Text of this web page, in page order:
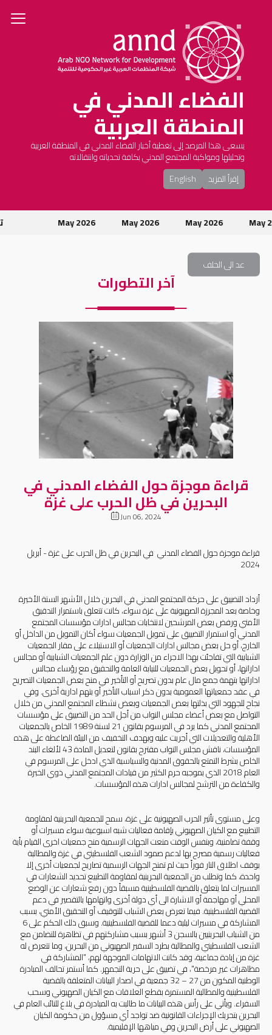
الفضاء المدني في
المنطقة العربية
يسعى هذا المرصد إلى تغطية أخبار الفضاء المدني في المنطقة العربية
وتحليلها ومواكبة المجتمع المدني بكافة تحدياته وانتقالاته
إقرأ المزيد
English
May 2026 May 2026 May 2026
آخر التطورات
عد الى الخلف
قراءة موجزة حول الفضاء المدني في
البحرين في ظل الحرب على غزة
Jun 06, 2024
قراءة موجزة حول الفضاء المدني في البحرين في ظل الحرب على غزة - أبريل
2024
أزداد التضييق على حركة المجتمع المدني في البحرين خلال الأشهر الستة الأخيرة
وخاصة بعد المجرزة الصهيونية على غزة سواء، كانت تتعلق باستمرار التدقيق
الأمني ورفض بعض المرشحين لانتخابات مجالس ادارات مؤسسات المجتمع
المدني أو استمرار التضييق على تمويل الجمعيات سواء أكان التمويل من الداخل أو
الخارج، أو حل بعض مجالس ادارات الجمعيات أو الاستيلاء على مقار الجمعيات
الشبابية التي تفاجئت بهذا الاجراء من الوزارة دون علم الجمعيات الشبابية أو مجالس
اداراتها، أو تحويل بعض الجمعيات للنيابة العامة والتحقيق مع رؤساء مجالس
اداراتها بتهمة جمع مال عام بدون تصريح أو التأخير في منح بعض الجمعيات التصريح
في عقد جمعياتها العمومية بدون ذكر اسباب التأخير أو بتهم ادارية أخرى. وفي
نجاح للجهود التي بذلتها بعض الجمعيات وبعض نشطاء المجتمع المدني من خلال
التواصل مع بعض أعضاء مجلس النواب من أجل الحد من التضييق على مؤسسات
المجتمع المدني كما يرد في المرسوم بقانون 21 لسنة 1989 الخاص بالجمعيات
الأهلية والتعديلات التي أجريت عليه وبهدف التخفيف من البيئة الضاغطة على هذه
المؤسسات، ناقش مجلس النواب مقترح بقانون لتعديل المادة 43 لألغاء البند
الخاص بشرط التمتع بالحقوق المدنية والسياسية الذي ادخل على المرسوم في
العام 2018 الذي بموجبه حرم الكثير من قيادات المجتمع المدني ذوي الخبرة
والكفاءة من الترشح لمجالس ادارات هذه المؤسسات.
وعلى مستوى تأثير الحرب الصهيونية على غزة، سمح للجمعية البحرينية لمقاومة
التطبيع مع الكيان الصهيوني بإقامة فعاليات شبه اسبوعية سواء مسيرات أو
وقفة تضامنية، وبنفس الوقت منعت الجهات الرسمية منح جمعيات اخرى القيام بأية
فعاليات رسمية مصرح بها لدعم صمود الشعب الفلسطيني في غزة والمطالبة
بوقف اطلاق النار فوراً حيث لم تمنح الجهات الرسمية تصاريح لجمعيات أخرى إلا
واحدة، كما وتطلب من الجمعية البحرينية لمقاومة التطبيع تحديد الشعارات في
المسيرات لما يتعلق بالقضية الفلسطينية مسبقاً دون رفع شعارات عن الوضع
المحلي أو مهاجمة أو الاشارة الى أي دولة أخرى واتهامها بالتقصير في دعم
القضية الفلسطينية. فيما تعرض بعض الشباب للتوقيف أو التحقيق الأمني، بسبب
المشاركة في مسيرات ليلية دعما للقضية الفلسطينية. وسبق ذلك الحكم على 6
من الشباب البحرينيين بالسجن 3 أشهر بسبب مشاركتهم في تظاهرة للتضامن مع
الشعب الفلسطيني والمطالبة بطرد السفير الصهيوني من البحرين، وما تتعرض له
غزة من إبادة جماعية، وقد كانت الاتهامات الموجهة لهم، "المشاركة في
مظاهرات غير مرخصة"، في تضييق على حرية التجمهر. كما أستمر تحالف المبادرة
الوطنية المكون من 27 – 32 جمعية في اصدار البيانات المتعلقة بالقضية
الفلسطينية والمطالبة المستمرة بقطع العلاقات مع الكيان الصهيوني وسحب
السفراء. ويأتي على رأس هذه البيانات ما طالبت به المبادرة في بلاغ للنائب العام في
البحرين بتحريك الإجراءات القانونية ضد تواجد أي مسؤول من حكومة الكيان
الصهيوني على أرض البحرين وفي مياهها الإقليمية.